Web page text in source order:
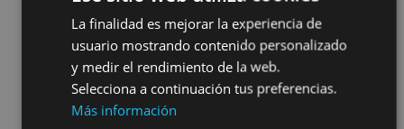
La finalidad es mejorar la experiencia de
usuario mostrando contenido personalizado
y medir el rendimiento de la web.
Selecciona a continuación tus preferencias.
Más información